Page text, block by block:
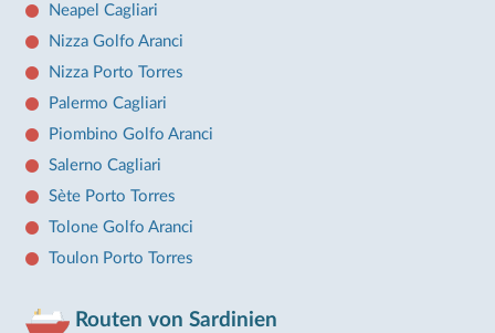
Neapel Cagliari
Nizza Golfo Aranci
Nizza Porto Torres
Palermo Cagliari
Piombino Golfo Aranci
Salerno Cagliari
Sète Porto Torres
Tolone Golfo Aranci
Toulon Porto Torres
Routen von Sardinien